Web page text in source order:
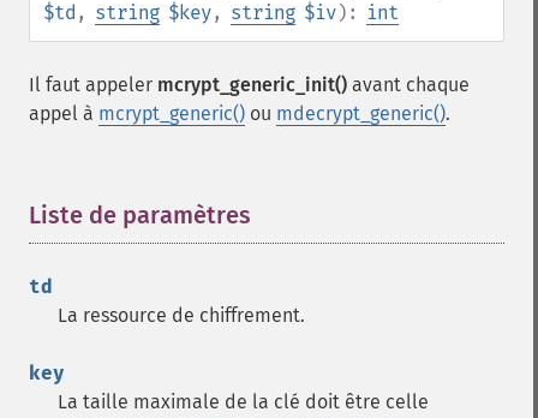
$td , string $key, string $iv): int
Il faut appeler mcrypt_generic_init() avant chaque
appel à mcrypt_generic() ou mdecrypt_generic().
Liste de paramètres
td
La ressource de chiffrement.
key
La taille maximale de la clé doit être celle